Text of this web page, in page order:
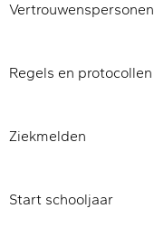
Vertrouwenspersonen
Regels en protocollen
Ziekmelden
Start schooljaar